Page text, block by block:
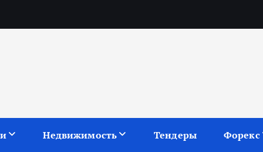
Недвижимость Тендеры Форекс